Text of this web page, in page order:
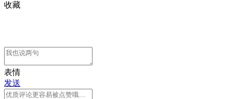
收藏
表情
发送